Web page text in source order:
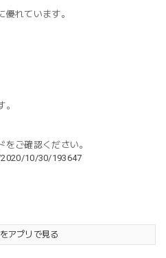
れています。
をご確認ください。
10/30/193647
アプリで見る